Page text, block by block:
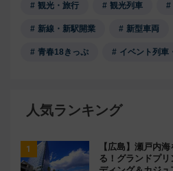
観光・旅行 観光列車
新線・新駅開業 新型車両
青春18きっぷ イベント列車
人気ランキング
【広島】瀬戸内
る！グランドプ